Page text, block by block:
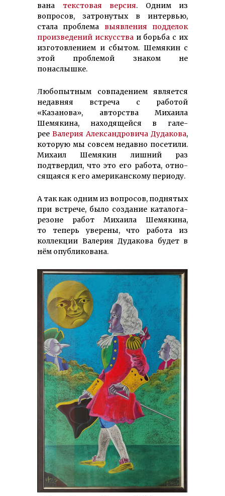
ва­на текстовая версия. Одним из
вопро­сов, затрону­тых в интервью,
стала проблема выявле­ния подделок
произведений искусстваи борь­ба с их
изготовлением и сбытом. Шемякин с
этой проблемой знаком не
понаслышке.
Любопытным совпадением является
недавняя встреча с работой
«Казанова», авторства Михаила
Шемякина, нахо­дящей­ся в гале­
рее Валерия Александровича Дудакова,
ко­т­орую мы совсем не­давно посе­тили.
Михаил Шемякин лиш­ний раз
подтвердил, что это его ра­бота, отно­
сящая­ся к его аме­рикан­скому периоду.
А так как одним из вопросов, под­нятых
при встре­че, было созда­­ние каталога-
резоне работ Михаила Шемякина,
то теперь уверены, что работа из
коллекции Валерия Дудакова будет в
нём опубликована.